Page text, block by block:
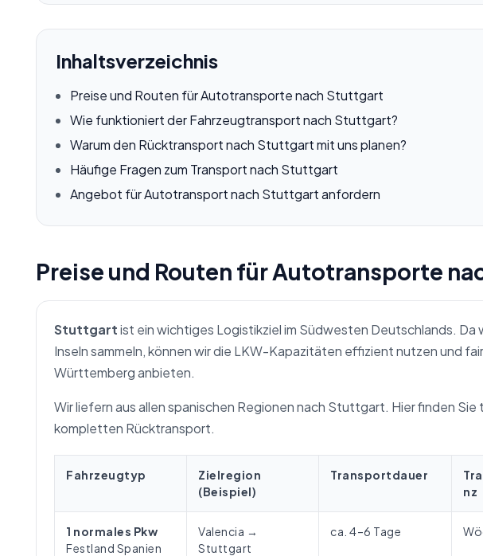
Inhaltsverzeichnis
Preise und Routen für Autotransporte nach Stuttgart
Wie funktioniert der Fahrzeugtransport nach Stuttgart?
Warum den Rücktransport nach Stuttgart mit uns planen?
Häufige Fragen zum Transport nach Stuttgart
Angebot für Autotransport nach Stuttgart anfordern
Preise und Routen für Autotransporte
Stuttgartist ein wichtiges Logistikziel im Südwesten Deutschlands. Da
Inseln sammeln, können wir die LKW-Kapazitäten effizient nutzen und
Württemberg anbieten.
Wir liefern aus allen spanischen Regionen nach Stuttgart. Hier finden
kompletten Rücktransport.
Fahrzeugtyp
Zielregion
(Beispiel)
Transportdauer
nz
1 normales Pkw
Festland Spanien
Valencia →
Stuttgart
ca. 4–6 Tage